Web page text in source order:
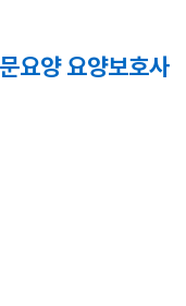
요양 요양보호사